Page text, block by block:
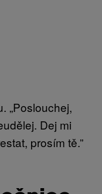
„Poslouchej,
Dej mi
prosím tě.”